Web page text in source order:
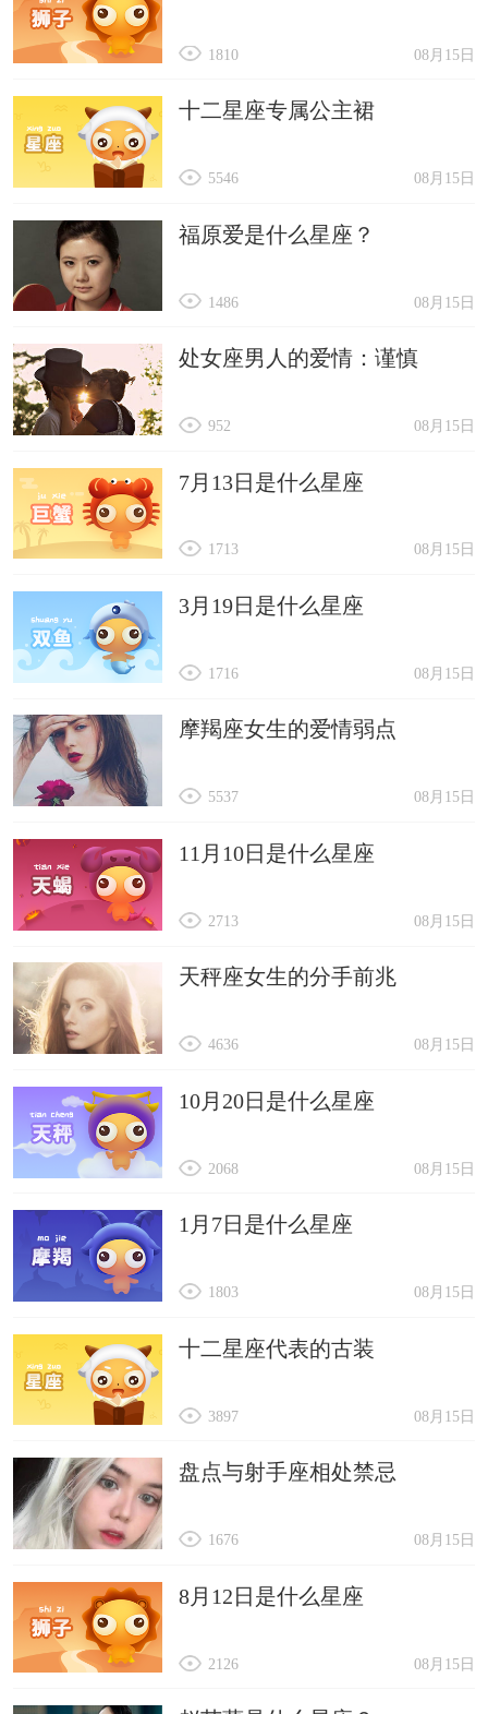
08月15日
1810
十二星座专属公主裙
08月15日
5546
福原爱是什么星座？
08月15日
1486
处女座男人的爱情：谨慎
08月15日
952
7月13日是什么星座
08月15日
1713
3月19日是什么星座
08月15日
1716
摩羯座女生的爱情弱点
08月15日
5537
11月10日是什么星座
08月15日
2713
天秤座女生的分手前兆
08月15日
4636
10月20日是什么星座
08月15日
2068
1月7日是什么星座
08月15日
1803
十二星座代表的古装
08月15日
3897
盘点与射手座相处禁忌
08月15日
1676
8月12日是什么星座
08月15日
2126